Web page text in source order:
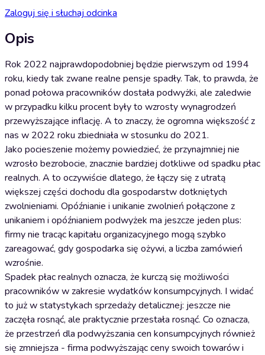
Zaloguj się i słuchaj odcinka
Opis
Rok 2022 najprawdopodobniej będzie pierwszym od 1994
roku, kiedy tak zwane realne pensje spadły. Tak, to prawda, że
ponad połowa pracowników dostała podwyżki, ale zaledwie
w przypadku kilku procent były to wzrosty wynagrodzeń
przewyższające inflację. A to znaczy, że ogromna większość z
nas w 2022 roku zbiedniała w stosunku do 2021.
Jako pocieszenie możemy powiedzieć, że przynajmniej nie
wzrosło bezrobocie, znacznie bardziej dotkliwe od spadku płac
realnych. A to oczywiście dlatego, że łączy się z utratą
większej części dochodu dla gospodarstw dotkniętych
zwolnieniami. Opóźnianie i unikanie zwolnień połączone z
unikaniem i opóźnianiem podwyżek ma jeszcze jeden plus:
firmy nie tracąc kapitału organizacyjnego mogą szybko
zareagować, gdy gospodarka się ożywi, a liczba zamówień
wzrośnie.
Spadek płac realnych oznacza, że kurczą się możliwości
pracowników w zakresie wydatków konsumpcyjnych. I widać
to już w statystykach sprzedaży detalicznej: jeszcze nie
zaczęła rosnąć, ale praktycznie przestała rosnąć. Co oznacza,
że przestrzeń dla podwyższania cen konsumpcyjnych również
się zmniejsza - firma podwyższając ceny swoich towarów i